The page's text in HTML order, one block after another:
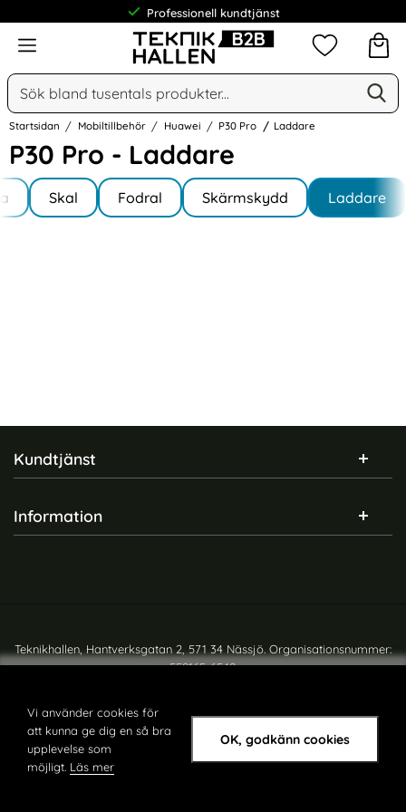
Vi använder cookies för
att kunna ge dig en så bra
upplevelse som
möjligt. Läs mer
OK, godkänn cookies
Professionell kundtjänst
Meny
Sök
Sök på Narse Group AB
Mina
Startsidan Mobiltillbehör Huawei P30 Pro Laddare
P30 Pro - Laddare
Hoppa
till
produkter
Underkategorier
Skal Fodral Skärmskydd Laddare
Sidfot Blandad info och länkar
Kundtjänst
Information
Teknikhallen, Hantverksgatan 2, 571 34 Nässjö. Organisationsnummer:
559165-6540